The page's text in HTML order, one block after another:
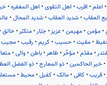
اعلم اقرب اهل التقوی اهل المغفره
العقاب شدید العقاب شدید المحال
مؤمن مهیمن عزیز جبّار متکبّر خالق
مقیت حسیب کریم رقیب مجیب
مقدّم مؤخّر ظاهر باطن والی
خیر الحاکمین ذو المعارج ذو الفضل
قریب کافی مالک کفیل محیط